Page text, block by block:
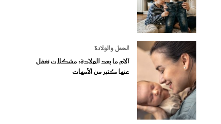
الحمل والولادة
آلام ما بعد الولادة: مشكلات تغفل
عنها كثير من الأمهات